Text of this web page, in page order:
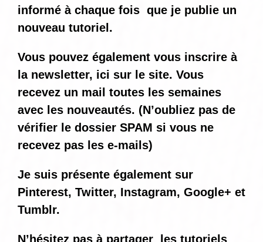
informé à chaque fois que je publie un
nouveau tutoriel.
Vous pouvez également vous inscrire à
la newsletter, ici sur le site. Vous
recevez un mail toutes les semaines
avec les nouveautés. (N’oubliez pas de
vérifier le dossier SPAM si vous ne
recevez pas les e-mails)
Je suis présente également sur
Pinterest, Twitter, Instagram, Google+ et
Tumblr.
N’hésitez pas à partager les tutoriels